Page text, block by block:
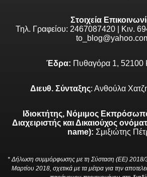
Στοιχεία
Τηλ. Γραφείου: 2467087420 | Κιν.
Έδρα: Πυθαγόρα 1, 52100
Διευθ. Σύνταξης: Ανθούλα
Ιδιοκτήτης, Νόμιμος
Διαχειριστής και Δικαιούχος
name): Σμιξιώτης
* Δήλωση συμμόρφωσης με τη Σύσταση (ΕΕ) 2018/
Μαρτίου 2018, σχετικά με τα μέτρα για την